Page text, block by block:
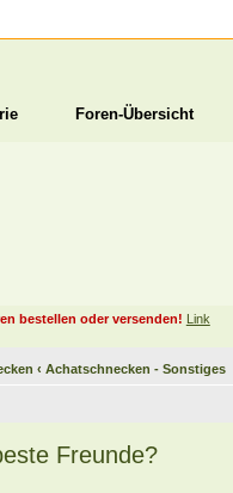
Foren-Übersicht
bestellen oder versenden! Link
‹ Achatschnecken - Sonstiges
Freunde?